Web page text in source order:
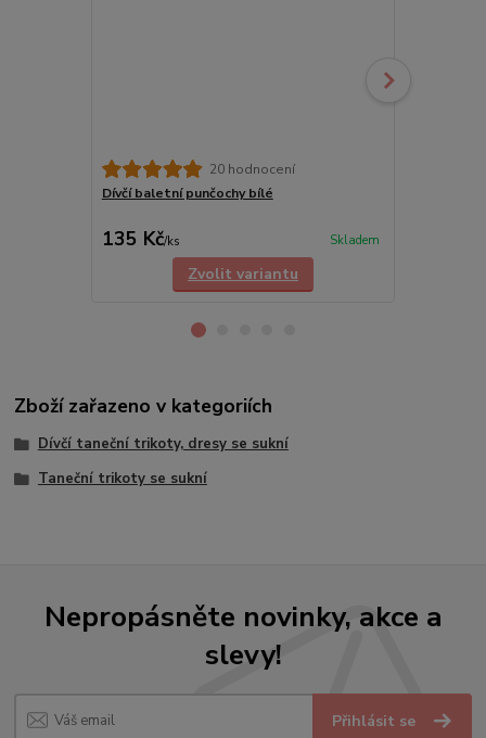
20 hodnocení
Dívčí baletní punčochy bílé
135 Kč/ks Skladem
Zvolit variantu
Zboží zařazeno v kategoriích
Dívčí taneční trikoty, dresy se sukní
Taneční trikoty se sukní
Nepropásněte novinky, akce a
slevy!
Přihlásit se